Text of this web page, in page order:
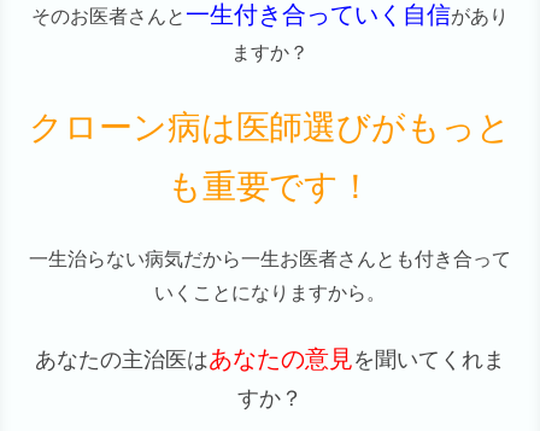
そのお医者さんと 一生付き合っていく自信があり
ますか？
クローン病は医師選びがもっと
も重要です！
一生治らない病気だから一生お医者さんとも付き合って
いくことになりますから。
あなたの主治医はあなたの意見を聞いてくれま
すか？